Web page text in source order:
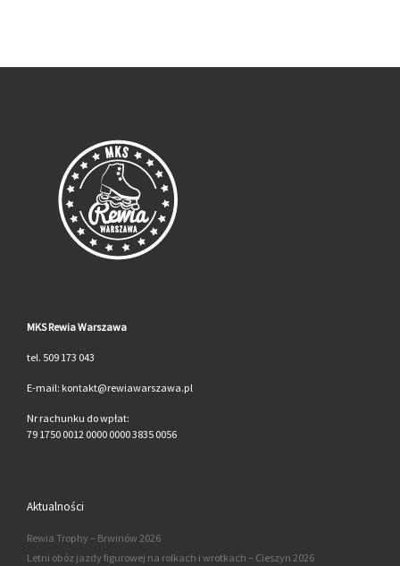
MKS Rewia Warszawa
tel. 509 173 043
E-mail: kontakt@rewiawarszawa.pl
Nr rachunku do wpłat:
79 1750 0012 0000 0000 3835 0056
Aktualności
Rewia Trophy – Brwinów 2026
Letni obóz jazdy figurowej na rolkach i wrotkach – Cieszyn 2026